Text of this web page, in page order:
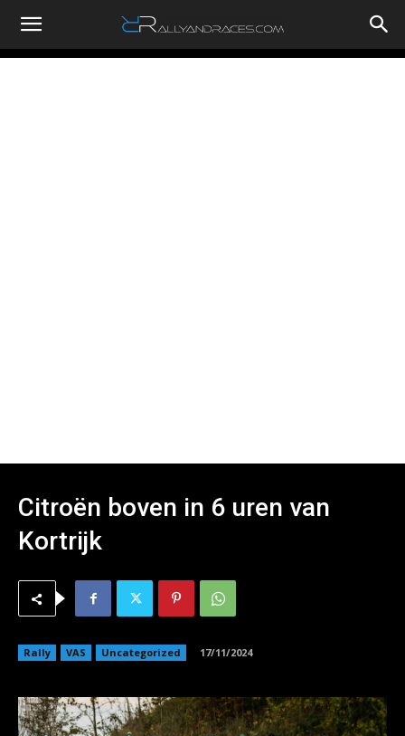
RallyandRaces.com
Citroën boven in 6 uren van
Kortrijk
Rally VAS Uncategorized 17/11/2024